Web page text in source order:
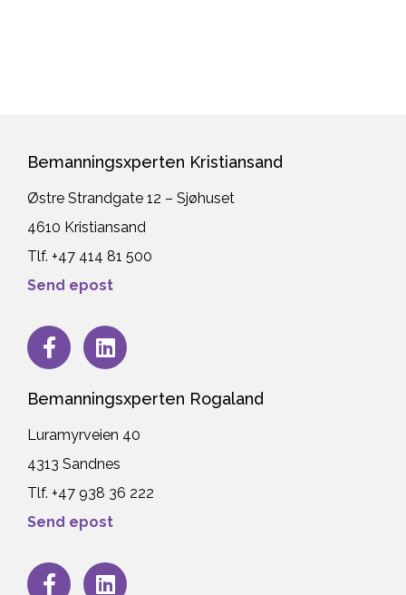
Bemanningsxperten Kristiansand
Østre Strandgate 12 – Sjøhuset
4610 Kristiansand
Tlf. +47 414 81 500
Send epost
Bemanningsxperten Rogaland
Luramyrveien 40
4313 Sandnes
Tlf. +47 938 36 222
Send epost